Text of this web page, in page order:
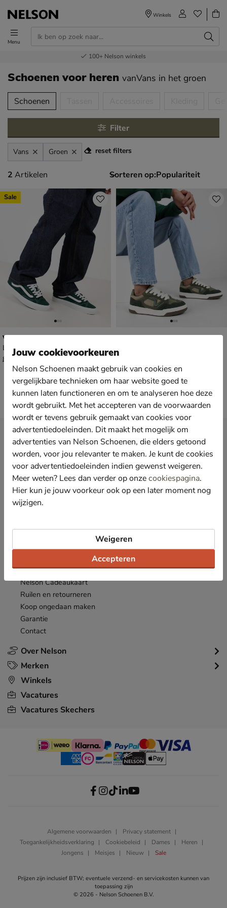
Menu
Winkels
Voor 23.00u besteld,volgende dag in huis
Gratisverzending en retour
Bestel nu,betaal later
100+ Nelson winkels
Schoenen voor heren vanVans in het groen
over
Schoenen
Filter
Vans Groen reset filters
2 artikelen
2 Artikelen Sorteren op:
Vans Skate Old Skool
Lage sneakers - groen
van € 89,99 voor € 62,99
89 62,99
Sale
Vans Upland Tonal Block
€ 109,99
109
Over Nelson
Klantenservice
Betaalmogelijkheden
Nelson Cadeaukaart
Ruilen en retourneren
Koop ongedaan maken
Garantie
Contact
Merken
Winkels
Vacatures
Vacatures Skechers
Nieuwsbrief
Ontvang € 10,- welkomstkorting*en blijf op de hoogte van leuke
acties en aanbiedingen!
E-mailadres Inschrijven
Bekijk deactievoorwaarden
Algemene voorwaarden
Privacy statement
Toegankelijkheidsverklaring
Cookiebeleid Dames
Heren
Jongens
Meisjes Nieuw Sale
Prijzen zijn inclusief BTW; eventuele verzend- en servicekosten kunnen van
toepassing zijn
© 2026 - Nelson Schoenen B.V.
Jouw cookievoorkeuren
Nelson Schoenen maakt gebruik van cookies en
vergelijkbare technieken om haar website goed te
kunnen laten functioneren en om te analyseren hoe deze
wordt gebruikt. Met het accepteren van de voorwaarden
wordt er tevens gebruik gemaakt van cookies voor
advertentiedoeleinden. Dit maakt het mogelijk om
advertenties van Nelson Schoenen, die elders getoond
worden, voor jou relevanter te maken. Je kunt de cookies
voor advertentiedoeleinden indien gewenst weigeren.
Meer weten? Lees dan verder op onzecookiespagina.
Hier kun je jouw voorkeur ook op een later moment nog
wijzigen.
Accepteren
Weigeren